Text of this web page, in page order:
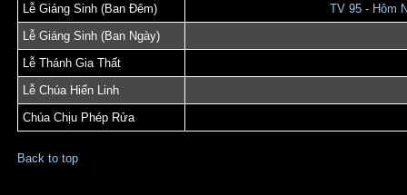
Lễ Giáng Sinh (Ban Đêm)
TV 95 - Hôm
Lễ Giáng Sinh (Ban Ngày)
Lễ Thánh Gia Thất
Lễ Chúa Hiển Linh
Chúa Chịu Phép Rửa
Back to top